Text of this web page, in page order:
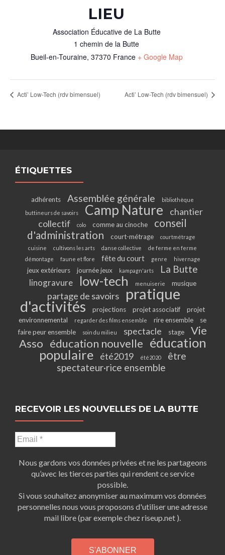
LIEU
Association Éducative de La Butte
1 chemin de la Butte
Bueil-en-Touraine, 37370 France + Google Map
Acti’ Low-Tech (rdv bimensuel) Acti’ Low-Tech (rdv bimensuel)
ÉTIQUETTES
adhérents Assemblée générale
bibliothèque
buttineurs de savoirs
Camp Nature
chantier
collectif
colo comme au cinoche
conseil
d'administration
court-métrage
courtmétrage
cuisine
cultivons les arts danse collective
de ferme en ferme
démontage
faune et flore fête du court genre hivernage
jeux extérieurs journée jeux kampagn'arts La Butte
linogravure low-tech menuiserie musique
partage de savoirs pratique
d'activités projections projet associatif
projet
environnemental
regarder des films ensemble rire ensemble
se
faire peur ensemble
soin du milieu spectacle stage
Vie
Asso éducation nouvelle éducation
populaire
été2019 été2020
être
spectateur·rice ensemble
RECEVOIR LES NOUVELLES DE LA BUTTE
Nous gardons vos données privées et ne les partageons
qu’avec les tierces parties qui rendent ce service
possible.
Si vous souhaitez anonymiser au maximum vos données
personnelles nous vous proposons d'utiliser une adresse
mail libre (par exemple chez riseup.net ).